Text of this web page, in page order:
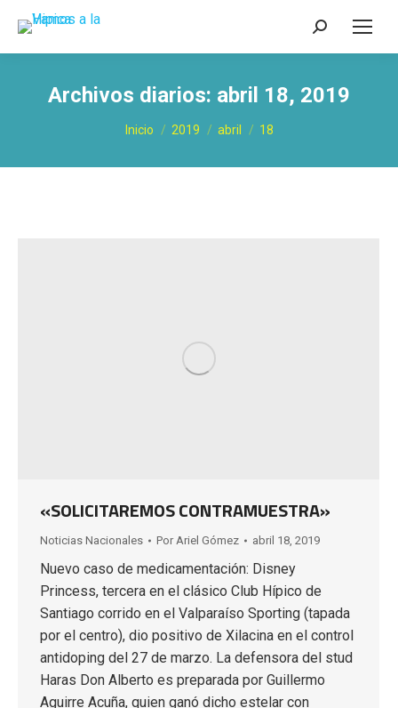
Buscar:
Archivos diarios: abril 18, 2019
Estás aquí:
Inicio 2019 abril 18
«SOLICITAREMOS CONTRAMUESTRA»
Noticias Nacionales Por Ariel Gómez abril 18, 2019
Nuevo caso de medicamentación: Disney
Princess, tercera en el clásico Club Hípico de
Santiago corrido en el Valparaíso Sporting (tapada
por el centro), dio positivo de Xilacina en el control
antidoping del 27 de marzo. La defensora del stud
Haras Don Alberto es preparada por Guillermo
Aguirre Acuña, quien ganó dicho estelar con